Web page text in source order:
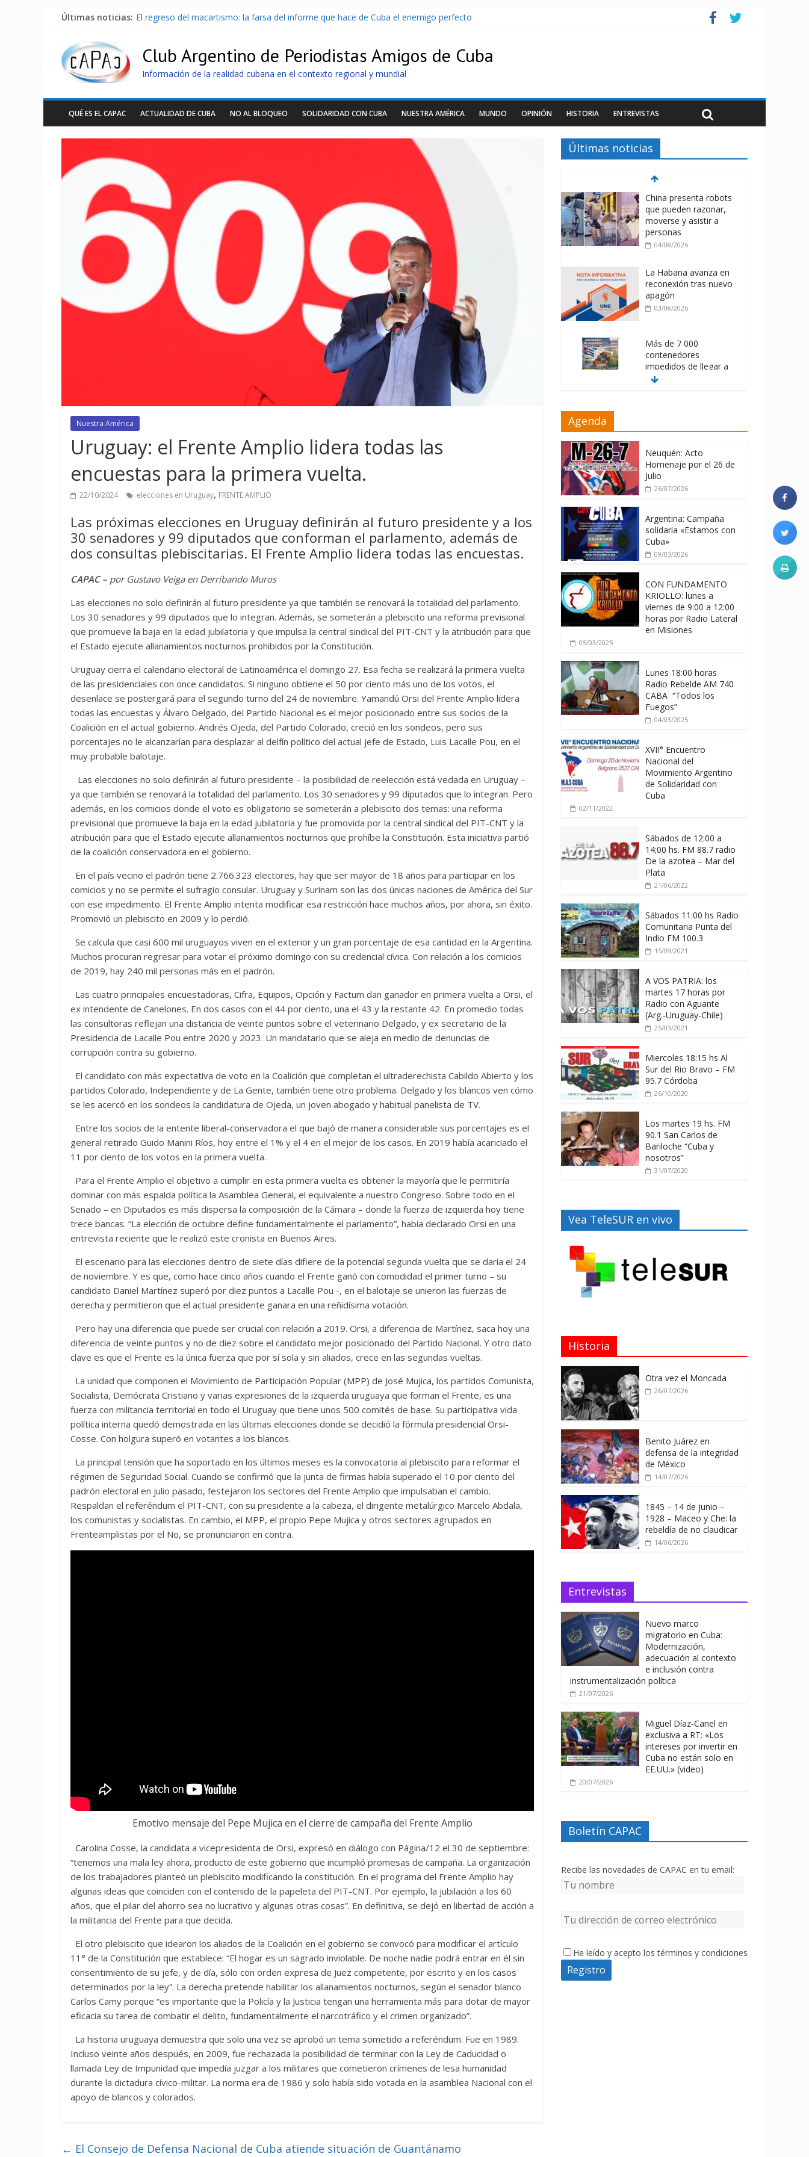
Últimas noticias: El regreso del macartismo: la farsa del informe que hace de Cuba el enemigo perfecto
La Habana avanza en reconexión tras nuevo apagón
Más de 7 000 contenedores impedidos de llegar a Cuba
Club Argentino de Periodistas Amigos de Cuba
Información de la realidad cubana en el contexto regional y mundial
QUÉ ES EL CAPAC ACTUALIDAD DE CUBA NO AL BLOQUEO SOLIDARIDAD CON CUBA NUESTRA AMÉRICA MUNDO OPINIÓN HISTORIA ENTREVISTAS
Nuestra América
Uruguay: el Frente Amplio lidera todas las
encuestas para la primera vuelta.
22/10/2024 elecciones en Uruguay, FRENTE AMPLIO
Las próximas elecciones en Uruguay definirán al futuro presidente y a los
30 senadores y 99 diputados que conforman el parlamento, además de
dos consultas plebiscitarias. El Frente Amplio lidera todas las encuestas.
CAPAC – por Gustavo Veiga en Derribando Muros
Las elecciones no solo definirán al futuro presidente ya que también se renovará la totalidad del parlamento.
Los 30 senadores y 99 diputados que lo integran. Además, se someterán a plebiscito una reforma previsional
que promueve la baja en la edad jubilatoria y que impulsa la central sindical del PIT-CNT y la atribución para que
el Estado ejecute allanamientos nocturnos prohibidos por la Constitución.
Uruguay cierra el calendario electoral de Latinoamérica el domingo 27. Esa fecha se realizará la primera vuelta
de las presidenciales con once candidatos. Si ninguno obtiene el 50 por ciento más uno de los votos, el
desenlace se postergará para el segundo turno del 24 de noviembre. Yamandú Orsi del Frente Amplio lidera
todas las encuestas y Álvaro Delgado, del Partido Nacional es el mejor posicionado entre sus socios de la
Coalición en el actual gobierno. Andrés Ojeda, del Partido Colorado, creció en los sondeos, pero sus
porcentajes no le alcanzarían para desplazar al delfín político del actual jefe de Estado, Luis Lacalle Pou, en el
muy probable balotaje.
Las elecciones no solo definirán al futuro presidente – la posibilidad de reelección está vedada en Uruguay –
ya que también se renovará la totalidad del parlamento. Los 30 senadores y 99 diputados que lo integran. Pero
además, en los comicios donde el voto es obligatorio se someterán a plebiscito dos temas: una reforma
previsional que promueve la baja en la edad jubilatoria y fue promovida por la central sindical del PIT-CNT y la
atribución para que el Estado ejecute allanamientos nocturnos que prohíbe la Constitución. Esta iniciativa partió
de la coalición conservadora en el gobierno.
En el país vecino el padrón tiene 2.766.323 electores, hay que ser mayor de 18 años para participar en los
comicios y no se permite el sufragio consular. Uruguay y Surinam son las dos únicas naciones de América del Sur
con ese impedimento. El Frente Amplio intenta modificar esa restricción hace muchos años, por ahora, sin éxito.
Promovió un plebiscito en 2009 y lo perdió.
Se calcula que casi 600 mil uruguayos viven en el exterior y un gran porcentaje de esa cantidad en la Argentina.
Muchos procuran regresar para votar el próximo domingo con su credencial cívica. Con relación a los comicios
de 2019, hay 240 mil personas más en el padrón.
Las cuatro principales encuestadoras, Cifra, Equipos, Opción y Factum dan ganador en primera vuelta a Orsi, el
ex intendente de Canelones. En dos casos con el 44 por ciento, una el 43 y la restante 42. En promedio todas
las consultoras reflejan una distancia de veinte puntos sobre el veterinario Delgado, y ex secretario de la
Presidencia de Lacalle Pou entre 2020 y 2023. Un mandatario que se aleja en medio de denuncias de
corrupción contra su gobierno.
El candidato con más expectativa de voto en la Coalición que completan el ultraderechista Cabildo Abierto y los
partidos Colorado, Independiente y de La Gente, también tiene otro problema. Delgado y los blancos ven cómo
se les acercó en los sondeos la candidatura de Ojeda, un joven abogado y habitual panelista de TV.
Entre los socios de la entente liberal-conservadora el que bajó de manera considerable sus porcentajes es el
general retirado Guido Manini Ríos, hoy entre el 1% y el 4 en el mejor de los casos. En 2019 había acariciado el
11 por ciento de los votos en la primera vuelta.
Para el Frente Amplio el objetivo a cumplir en esta primera vuelta es obtener la mayoría que le permitiría
dominar con más espalda política la Asamblea General, el equivalente a nuestro Congreso. Sobre todo en el
Senado – en Diputados es más dispersa la composición de la Cámara – donde la fuerza de izquierda hoy tiene
trece bancas. “La elección de octubre define fundamentalmente el parlamento”, había declarado Orsi en una
entrevista reciente que le realizó este cronista en Buenos Aires.
El escenario para las elecciones dentro de siete días difiere de la potencial segunda vuelta que se daría el 24
de noviembre. Y es que, como hace cinco años cuando el Frente ganó con comodidad el primer turno – su
candidato Daniel Martínez superó por diez puntos a Lacalle Pou -, en el balotaje se unieron las fuerzas de
derecha y permitieron que el actual presidente ganara en una reñidísima votación.
Pero hay una diferencia que puede ser crucial con relación a 2019. Orsi, a diferencia de Martínez, saca hoy una
diferencia de veinte puntos y no de diez sobre el candidato mejor posicionado del Partido Nacional. Y otro dato
clave es que el Frente es la única fuerza que por sí sola y sin aliados, crece en las segundas vueltas.
La unidad que componen el Movimiento de Participación Popular (MPP) de José Mujica, los partidos Comunista,
Socialista, Demócrata Cristiano y varias expresiones de la izquierda uruguaya que forman el Frente, es una
fuerza con militancia territorial en todo el Uruguay que tiene unos 500 comités de base. Su participativa vida
política interna quedó demostrada en las últimas elecciones donde se decidió la fórmula presidencial Orsi-
Cosse. Con holgura superó en votantes a los blancos.
La principal tensión que ha soportado en los últimos meses es la convocatoria al plebiscito para reformar el
régimen de Seguridad Social. Cuando se confirmó que la junta de firmas había superado el 10 por ciento del
padrón electoral en julio pasado, festejaron los sectores del Frente Amplio que impulsaban el cambio.
Respaldan el referéndum el PIT-CNT, con su presidente a la cabeza, el dirigente metalúrgico Marcelo Abdala,
los comunistas y socialistas. En cambio, el MPP, el propio Pepe Mujica y otros sectores agrupados en
Frenteamplistas por el No, se pronunciaron en contra.
Emotivo mensaje del Pepe Mujica en el cierre de campaña del Frente Amplio
Carolina Cosse, la candidata a vicepresidenta de Orsi, expresó en diálogo con Página/12 el 30 de septiembre:
“tenemos una mala ley ahora, producto de este gobierno que incumplió promesas de campaña. La organización
de los trabajadores planteó un plebiscito modificando la constitución. En el programa del Frente Amplio hay
algunas ideas que coinciden con el contenido de la papeleta del PIT-CNT. Por ejemplo, la jubilación a los 60
años, que el pilar del ahorro sea no lucrativo y algunas otras cosas”. En definitiva, se dejó en libertad de acción a
la militancia del Frente para que decida.
El otro plebiscito que idearon los aliados de la Coalición en el gobierno se convocó para modificar el artículo
11° de la Constitución que establece: “El hogar es un sagrado inviolable. De noche nadie podrá entrar en él sin
consentimiento de su jefe, y de día, sólo con orden expresa de Juez competente, por escrito y en los casos
determinados por la ley”. La derecha pretende habilitar los allanamientos nocturnos, según el senador blanco
Carlos Camy porque “es importante que la Policía y la Justicia tengan una herramienta más para dotar de mayor
eficacia su tarea de combatir el delito, fundamentalmente el narcotráfico y el crimen organizado”.
La historia uruguaya demuestra que solo una vez se aprobó un tema sometido a referéndum. Fue en 1989.
Incluso veinte años después, en 2009, fue rechazada la posibilidad de terminar con la Ley de Caducidad o
llamada Ley de Impunidad que impedía juzgar a los militares que cometieron crímenes de lesa humanidad
durante la dictadura cívico-militar. La norma era de 1986 y solo había sido votada en la asamblea Nacional con el
apoyo de blancos y colorados.
← El Consejo de Defensa Nacional de Cuba atiende situación de Guantánamo
Últimas noticias
China presenta robots
que pueden razonar,
moverse y asistir a
personas
04/08/2026
La Habana avanza en
reconexión tras nuevo
apagón
03/08/2026
Más de 7 000
contenedores
impedidos de llegar a
Cuba
memorándum con
04/08/2026
Agenda
Neuquén: Acto
Homenaje por el 26 de
Julio
26/07/2026
Argentina: Campaña
solidaria «Estamos con
Cuba»
09/03/2026
CON FUNDAMENTO
KRIOLLO: lunes a
viernes de 9:00 a 12:00
horas por Radio Lateral
en Misiones
05/03/2025
Lunes 18:00 horas
Radio Rebelde AM 740
CABA “Todos los
Fuegos”
04/03/2025
XVII° Encuentro
Nacional del
Movimiento Argentino
de Solidaridad con
Cuba
02/11/2022
Sábados de 12:00 a
14;00 hs. FM 88.7 radio
De la azotea – Mar del
Plata
21/06/2022
Sábados 11:00 hs Radio
Comunitaria Punta del
Indio FM 100.3
15/09/2021
A VOS PATRIA: los
martes 17 horas por
Radio con Aguante
(Arg.-Uruguay-Chile)
25/03/2021
Miercoles 18:15 hs Al
Sur del Rio Bravo – FM
95.7 Córdoba
26/10/2020
Los martes 19 hs. FM
90.1 San Carlos de
Bariloche “Cuba y
nosotros”
31/07/2020
Vea TeleSUR en vivo
Historia
Otra vez el Moncada
26/07/2026
Benito Juárez en
defensa de la integridad
de México
14/07/2026
1845 – 14 de junio –
1928 – Maceo y Che: la
rebeldía de no claudicar
14/06/2026
Entrevistas
Nuevo marco
migratorio en Cuba:
Modernización,
adecuación al contexto
e inclusión contra
instrumentalización política
21/07/2026
Miguel Díaz-Canel en
exclusiva a RT: «Los
intereses por invertir en
Cuba no están solo en
EE.UU.» (video)
20/07/2026
Boletín CAPAC
Recibe las novedades de CAPAC en tu email:
He leído y acepto los términos y condiciones